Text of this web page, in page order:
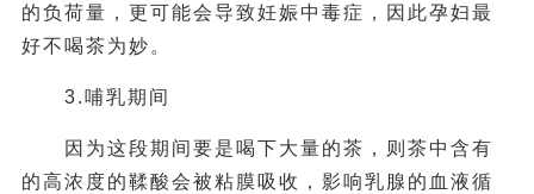
的负荷量，更可能会导致妊娠中毒症，因此孕妇最
好不喝茶为妙。
3.哺乳期间
因为这段期间要是喝下大量的茶，则茶中含有
的高浓度的鞣酸会被粘膜吸收，影响乳腺的血液循